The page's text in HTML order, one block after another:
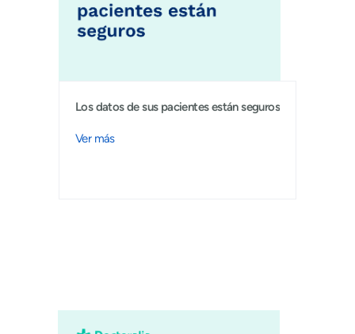
Los datos de sus pacientes están seguros
Ver más